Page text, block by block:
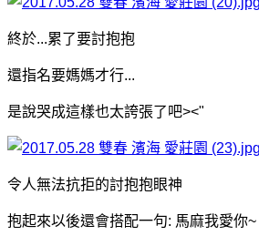
終於...累了要討抱抱
還指名要媽媽才行...
是說哭成這樣也太誇張了吧><"
令人無法抗拒的討抱抱眼神
抱起來以後還會搭配一句: 馬麻我愛你~